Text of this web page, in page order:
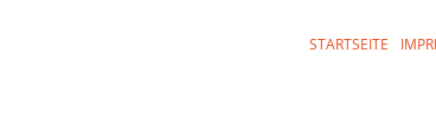
STARTSEITE